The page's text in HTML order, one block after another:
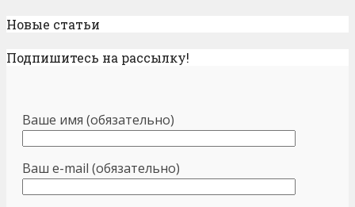
Новые статьи
Подпишитесь на рассылку!
Ваше имя (обязательно)
Ваш e-mail (обязательно)